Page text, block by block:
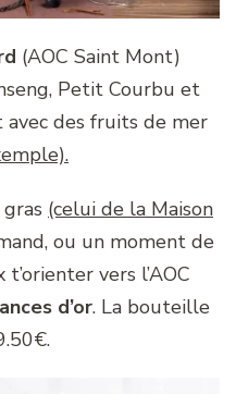
(AOC Saint Mont)
Petit Courbu et
des fruits de mer
(celui de la Maison
ou un moment de
vers l’AOC
d’or. La bouteille